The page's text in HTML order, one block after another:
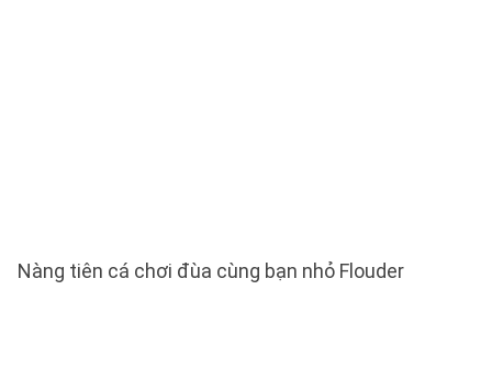
Nàng tiên cá chơi đùa cùng bạn nhỏ Flouder